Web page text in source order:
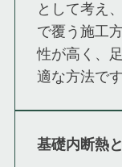
として考え
で覆う施工
性が高く、
適な方法です
基礎内断熱